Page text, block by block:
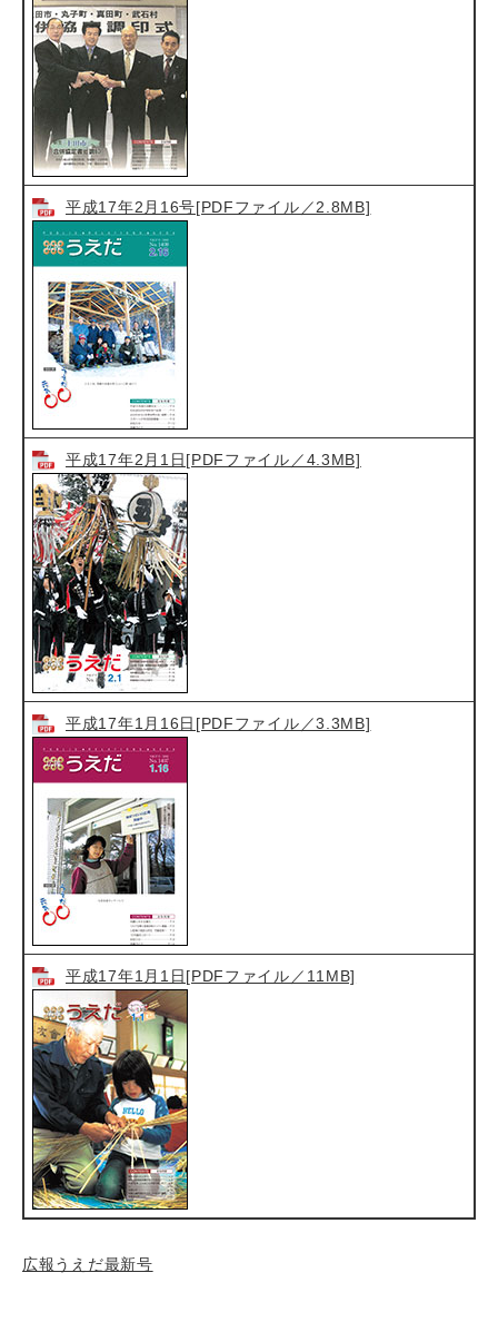
平成17年2月16号[PDFファイル／2.8MB]
平成17年2月1日[PDFファイル／4.3MB]
平成17年1月16日[PDFファイル／3.3MB]
平成17年1月1日[PDFファイル／11MB]
広報うえだ最新号